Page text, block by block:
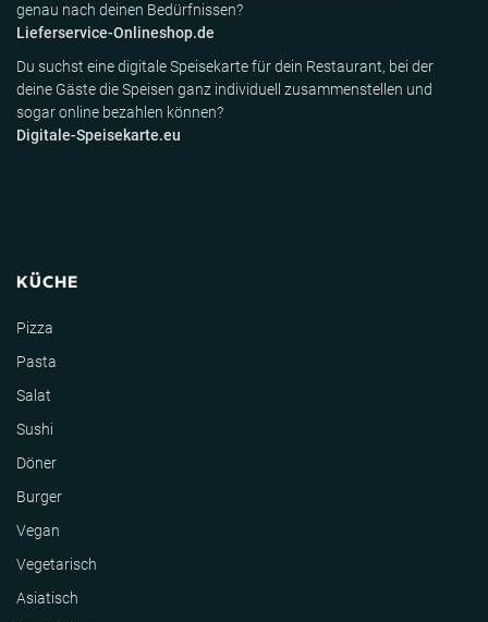
genau nach deinen Bedürfnissen?
Lieferservice-Onlineshop.de
Du suchst eine digitale Speisekarte für dein Restaurant, bei der
deine Gäste die Speisen ganz individuell zusammenstellen und
sogar online bezahlen können?
Digitale-Speisekarte.eu
KÜCHE
Pizza
Pasta
Salat
Sushi
Döner
Burger
Vegan
Vegetarisch
Asiatisch